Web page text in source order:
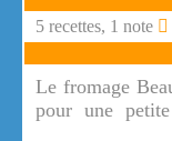
5 recettes, 1 note
Le fromage
pour une